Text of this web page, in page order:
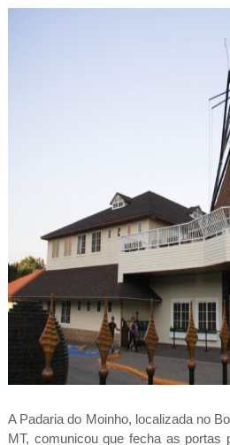
A Padaria do Moinho, localizada no
MT, comunicou que fecha as portas